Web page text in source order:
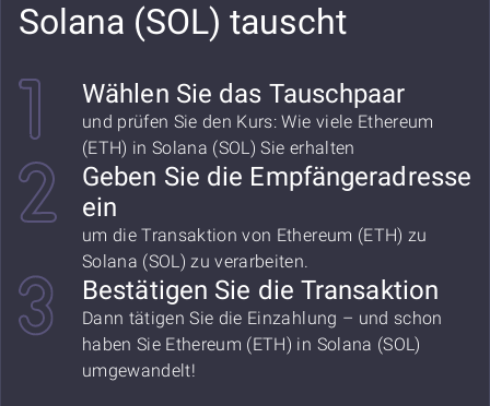
Solana (SOL) tauscht
Wählen Sie das Tauschpaar
und prüfen Sie den Kurs: Wie viele Ethereum
(ETH) in Solana (SOL) Sie erhalten
Geben Sie die Empfängeradresse
ein
um die Transaktion von Ethereum (ETH) zu
Solana (SOL) zu verarbeiten.
Bestätigen Sie die Transaktion
Dann tätigen Sie die Einzahlung – und schon
haben Sie Ethereum (ETH) in Solana (SOL)
umgewandelt!